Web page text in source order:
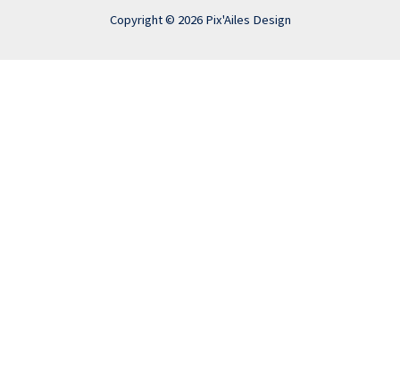
Copyright © 2026 Pix'Ailes Design